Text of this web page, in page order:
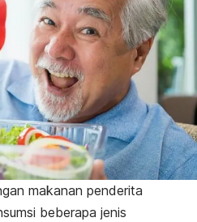
makanan penderita
beberapa jenis